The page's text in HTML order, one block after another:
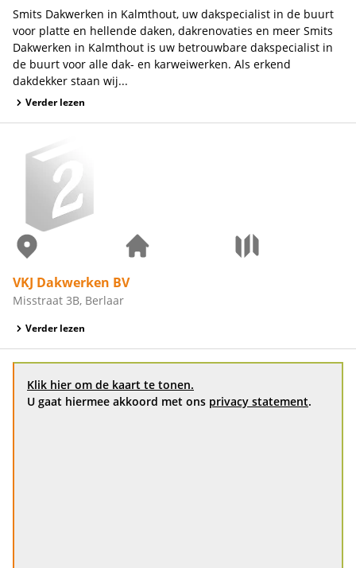
Smits Dakwerken in Kalmthout, uw dakspecialist in de buurt
voor platte en hellende daken, dakrenovaties en meer Smits
Dakwerken in Kalmthout is uw betrouwbare dakspecialist in
de buurt voor alle dak- en karweiwerken. Als erkend
dakdekker staan wij...
Verder lezen
VKJ Dakwerken BV
Misstraat 3B, Berlaar
Verder lezen
Klik hier om de kaart te tonen.
U gaat hiermee akkoord met ons privacy statement.